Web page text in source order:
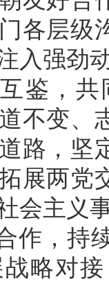
各层级
入强劲
鉴，共
不变、
路，坚
展两党
会主义
，持
略对